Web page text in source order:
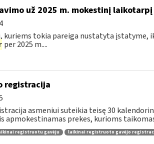
už 2025 m. mokestinį laikotarpį
tokia pareiga nustatyta įstatyme,
per 2025 m....
registracija
asmeniui suteikia teisę 30
apmokestinamas prekes, kurioms
registruotu gavėju laikinai registruoto gavėjo